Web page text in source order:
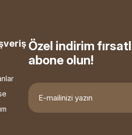
Özel indirim
abone olun!